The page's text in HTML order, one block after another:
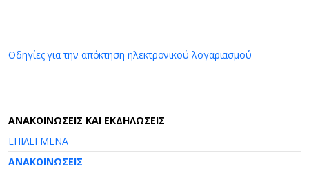
Οδηγίες για την απόκτηση ηλεκτρονικού λογαριασμού
AΝΑΚΟΙΝΩΣΕΙΣ ΚΑΙ ΕΚΔΗΛΩΣΕΙΣ
ΕΠΙΛΕΓΜΕΝΑ
ΑΝΑΚΟΙΝΩΣΕΙΣ